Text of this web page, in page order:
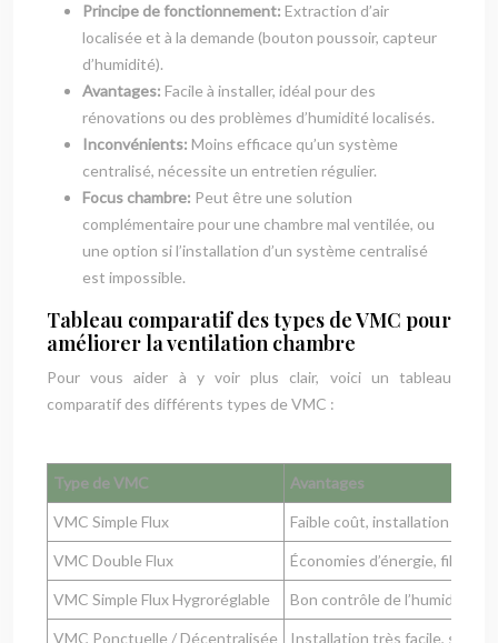
Principe de fonctionnement: Extraction d’air
localisée et à la demande (bouton poussoir, capteur
d’humidité).
Avantages: Facile à installer, idéal pour des
rénovations ou des problèmes d’humidité localisés.
Inconvénients: Moins efficace qu’un système
centralisé, nécessite un entretien régulier.
Focus chambre: Peut être une solution
complémentaire pour une chambre mal ventilée, ou
une option si l’installation d’un système centralisé
est impossible.
Tableau comparatif des types de VMC pour
améliorer la ventilation chambre
Pour vous aider à y voir plus clair, voici un tableau
comparatif des différents types de VMC :
Type de VMC Avantages
VMC Simple Flux Faible coût, installation facile
VMC Double Flux Économies d’énergie,
VMC Simple Flux Hygroréglable Bon contrôle de l’humidité,
VMC Ponctuelle / Décentralisée Installation très facile,